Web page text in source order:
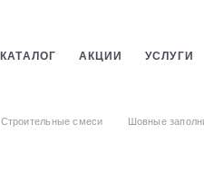
КАТАЛОГ АКЦИИ УСЛУГИ
Строительные смеси Шовные